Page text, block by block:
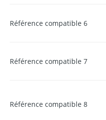
Référence compatible 6
Référence compatible 7
Référence compatible 8